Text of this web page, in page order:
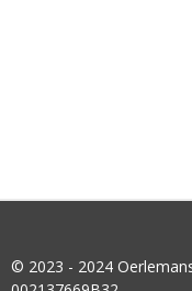
© 2023 - 2024